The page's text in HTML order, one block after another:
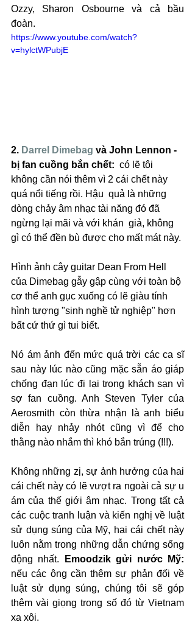
Ozzy, Sharon Osbourne và cả bầu
đoàn.
https://www.youtube.com/watch?
v=hylctWPubjE
2. Darrel Dimebag và John Lennon -
bị fan cuồng bắn chết:
  có lẽ tôi
không cần nói thêm vì 2 cái chết này
quá nổi tiếng rồi. Hậu  quả là những
dòng chảy âm nhạc tài năng đó đã
ngừng lại mãi và với khán  giả, không
gì có thể đền bù được cho mất mát này.
Hình ảnh cây guitar Dean From Hell
của Dimebag gẫy gập cùng với toàn bộ
cơ thể anh gục xuống có lẽ giàu tính
hình tượng "sinh nghề tử nghiệp" hơn
bất cứ thứ gì tui biết.
Nó ám ảnh đến mức quá trời các ca sĩ
sau này lúc nào cũng mặc sẵn áo giáp
chống đạn lúc đi lại trong khách sạn vì
sợ fan cuồng. Anh Steven Tyler của
Aerosmith còn thừa nhận là anh biểu
diễn hay nhảy nhót cũng vì để cho
thằng nào nhắm thì khó bắn trúng (!!!).
Không những zị, sự ảnh hưởng của hai
cái chết này có lẽ vượt ra ngoài cả sự u
ám của thế giới âm nhạc. Trong tất cả
các cuộc tranh luận và kiến nghị về luật
sử dụng súng của Mỹ, hai cái chết này
luôn nằm trong những dẫn chứng sống
động nhất.
Emoodzik gửi nước Mỹ:
nếu các ông cần thêm sự phản đối về
luật sử dụng súng, chúng tôi sẽ góp
thêm vài giọng trong số đó từ Vietnam
xa xôi.